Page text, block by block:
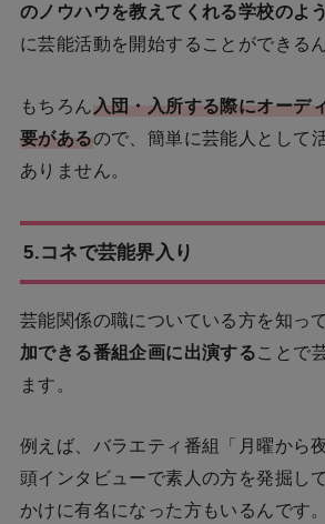
のノウハウを教えてくれる学校のよ
に芸能活動を開始することができる
もちろん 入団・入所する際にオーデ
要があるので、簡単に芸能人として
ありません。
5.コネで芸能界入り
芸能関係の職についている方を知っ
加できる番組企画に出演する ことで
ます。
例えば、バラエティ番組「月曜から
頭インタビューで素人の方を発掘し
かけに有名になった方もいるんです。